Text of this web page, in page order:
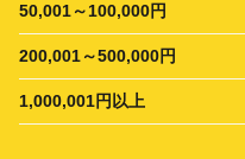
50,001～100,000円
200,001～500,000円
1,000,001円以上